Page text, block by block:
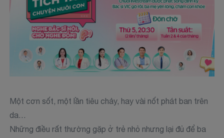
Một cơn sốt, một lần tiêu chảy, hay vài nốt phát ban trên
da…
Những điều rất thường gặp ở trẻ nhỏ nhưng lại đủ để ba